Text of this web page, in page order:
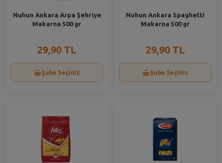
Nuhun Ankara Arpa Şehriye
Makarna 500 gr
29,90 TL
Şube Seçiniz
Nuhun Ankara Spaghetti
Makarna 500 gr
29,90 TL
Şube Seçiniz